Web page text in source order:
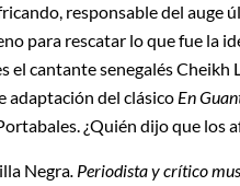
responsable del auge
para rescatar lo que fue la
el cantante senegalés
adaptación del clásico En
¿Quién dijo que los
Negra. Periodista y crítico